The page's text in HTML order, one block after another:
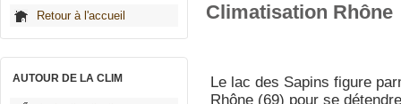
Retour à l'accueil
AUTOUR DE LA CLIM
Climatisation Rhône
Le lac des Sapins figure
Rhône (69) pour se